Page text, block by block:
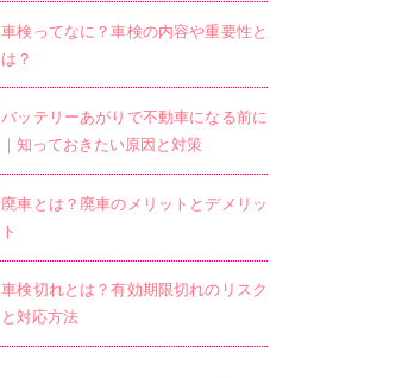
車検ってなに？車検の内容や重要性と
は？
バッテリーあがりで不動車になる前に
｜知っておきたい原因と対策
廃車とは？廃車のメリットとデメリッ
ト
車検切れとは？有効期限切れのリスク
と対応方法